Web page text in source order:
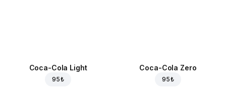
Coca-Cola Light
95 ₺
Coca-Cola Zero
95 ₺